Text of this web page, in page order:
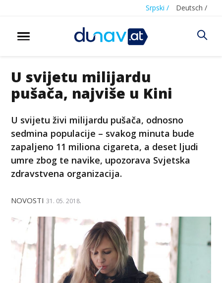
Srpski / Deutsch /
U svijetu milijardu
pušača, najviše u Kini
U svijetu živi milijardu pušača, odnosno
sedmina populacije – svakog minuta bude
zapaljeno 11 miliona cigareta, a deset ljudi
umre zbog te navike, upozorava Svjetska
zdravstvena organizacija.
NOVOSTI 31. 05. 2018.